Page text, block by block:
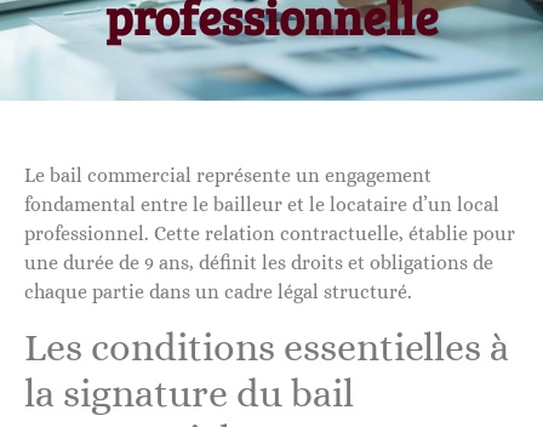
professionnelle
Le bail commercial représente un engagement
fondamental entre le bailleur et le locataire d’un local
professionnel. Cette relation contractuelle, établie pour
une durée de 9 ans, définit les droits et obligations de
chaque partie dans un cadre légal structuré.
Les conditions essentielles à
la signature du bail